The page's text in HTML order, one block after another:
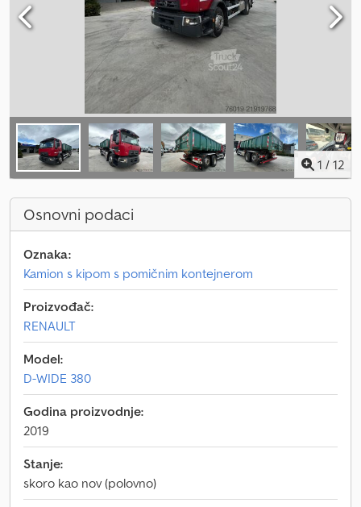
1 / 12
Osnovni podaci
Oznaka:
Kamion s kipom s pomičnim kontejnerom
Proizvođač:
RENAULT
Model:
D-WIDE 380
Godina proizvodnje:
2019
Stanje:
skoro kao nov (polovno)